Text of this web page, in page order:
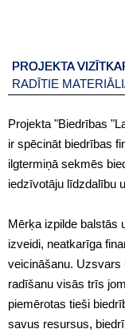
PROJEKTA
RADĪTIE
Projekta "Biedrības
ir spēcināt biedrības
ilgtermiņā sekmēs
iedzīvotāju līdzdalību
Mērķa izpilde balstās
izveidi, neatkarīga
veicināšanu. Uzsvars
radīšanu visās trīs
piemērotas tieši
savus resursus,